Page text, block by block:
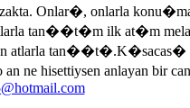
Onlar�, onlarla
tan��t�m ilk at�m
atlarla
hisettiysen anlayan bir